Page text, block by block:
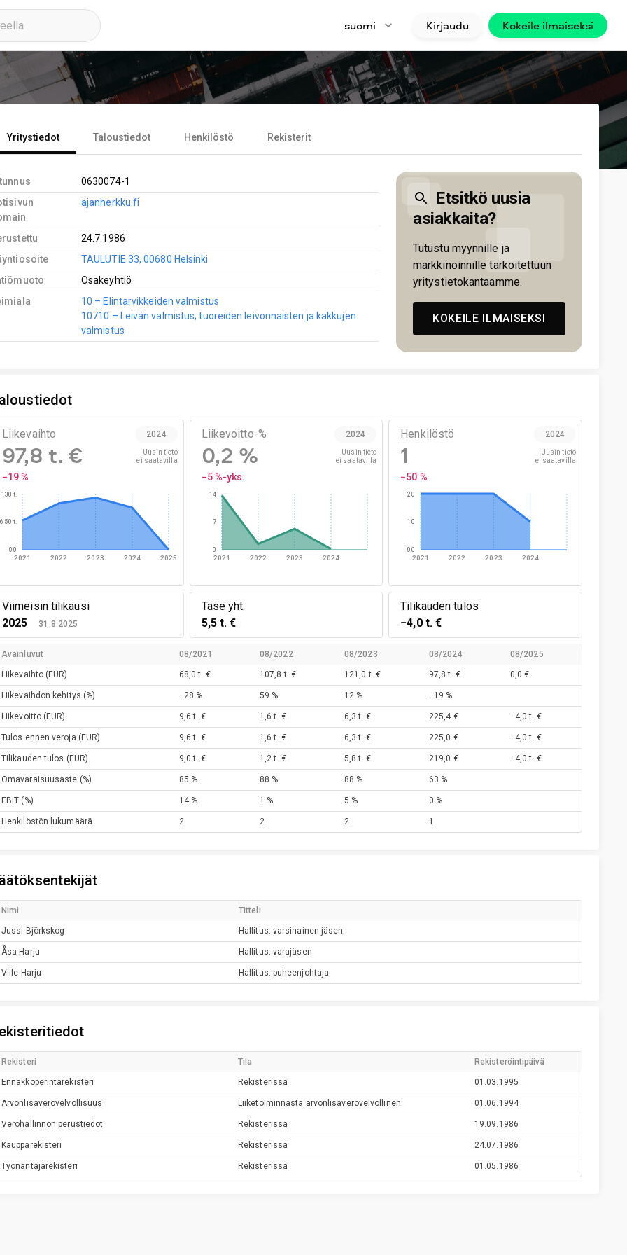
suomi Kirjaudu Kokeile ilmaiseksi
Yritystiedot Taloustiedot Henkilöstö Rekisterit
0630074-1
ajanherkku.fi
24.7.1986
TAULUTIE 33, 00680 Helsinki
Osakeyhtiö
10 – Elintarvikkeiden valmistus
10710 – Leivän valmistus; tuoreiden leivonnaisten ja kakkujen
valmistus
Etsitkö uusia
asiakkaita?
Tutustu myynnille ja
markkinoinnille tarkoitettuun
yritystietokantaamme.
KOKEILE ILMAISEKSI
Liikevaihto
97,8 t. €
−19 %
2024
Uusin tieto
ei saatavilla
2021 2022 2023 2024 2025
0,0
65,0 t.
130 t.
Liikevoitto-%
0,2 %
−5 %-yks.
2024
Uusin tieto
ei saatavilla
2021 2022 2023 2024
0
7
14
Henkilöstö
1
−50 %
2024
Uusin tieto
ei saatavilla
2021 2022 2023 2024
0,0
1,0
2,0
Viimeisin tilikausi
2025
31.8.2025
Tase yht.
5,5 t. €
Tilikauden tulos
−4,0 t. €
Avainluvut 08/2021 08/2022 08/2023 08/2024 08/2025
Liikevaihto (EUR) 68,0 t. € 107,8 t. € 121,0 t. € 97,8 t. € 0,0 €
Liikevaihdon kehitys (%) −28 % 59 % 12 % −19 %
Liikevoitto (EUR) 9,6 t. € 1,6 t. € 6,3 t. € 225,4 € −4,0 t. €
Tulos ennen veroja (EUR) 9,6 t. € 1,6 t. € 6,3 t. € 225,0 € −4,0 t. €
Tilikauden tulos (EUR) 9,0 t. € 1,2 t. € 5,8 t. € 219,0 € −4,0 t. €
Omavaraisuusaste (%) 85 % 88 % 88 % 63 %
EBIT (%) 14 % 1 % 5 % 0 %
Henkilöstön lukumäärä 2 2 2 1
Nimi Titteli
Jussi Björkskog Hallitus: varsinainen jäsen
Åsa Harju Hallitus: varajäsen
Ville Harju Hallitus: puheenjohtaja
Rekisteri Tila Rekisteröintipäivä
Ennakkoperintärekisteri Rekisterissä 01.03.1995
Arvonlisäverovelvollisuus Liiketoiminnasta arvonlisäverovelvollinen 01.06.1994
Verohallinnon perustiedot Rekisterissä 19.09.1986
Kaupparekisteri Rekisterissä 24.07.1986
Työnantajarekisteri Rekisterissä 01.05.1986